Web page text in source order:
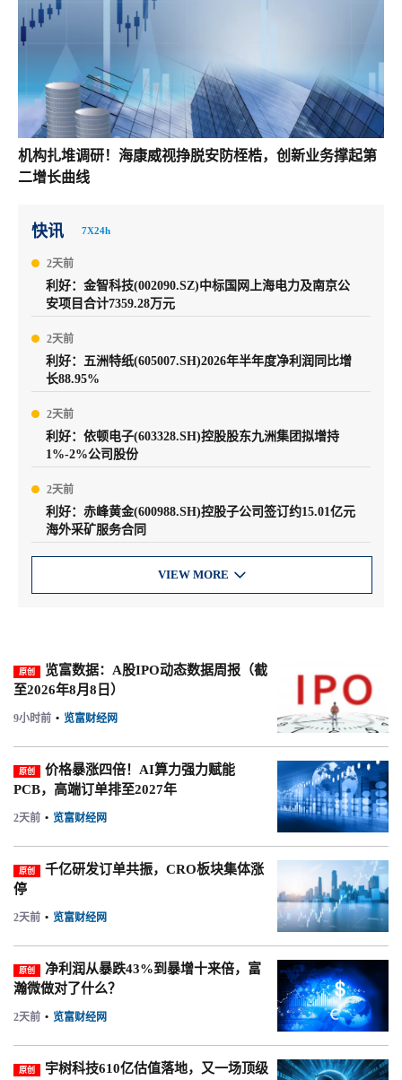
机构扎堆调研！海康威视挣脱安防桎梏，创新业务撑起第
二增长曲线
快讯 7X24h
2天前
利好：金智科技(002090.SZ)中标国网上海电力及南京公
安项目合计7359.28万元
2天前
利好：五洲特纸(605007.SH)2026年半年度净利润同比增
长88.95%
2天前
利好：依顿电子(603328.SH)控股股东九洲集团拟增持
1%-2%公司股份
2天前
利好：赤峰黄金(600988.SH)控股子公司签订约15.01亿元
海外采矿服务合同
VIEW MORE 
原创
览富数据：A股IPO动态数据周报（截
至2026年8月8日）
9小时前 • 览富财经网
原创
价格暴涨四倍！AI算力强力赋能
PCB，高端订单排至2027年
2天前 • 览富财经网
原创
千亿研发订单共振，CRO板块集体涨
停
2天前 • 览富财经网
原创
净利润从暴跌43%到暴增十来倍，富
瀚微做对了什么？
2天前 • 览富财经网
原创
宇树科技610亿估值落地，又一场顶级